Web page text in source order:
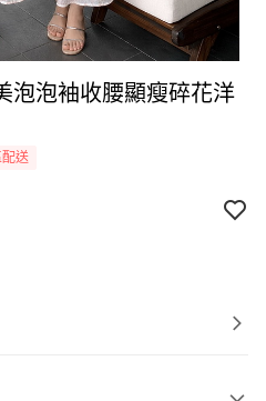
泡泡袖收腰顯瘦碎花洋
配送